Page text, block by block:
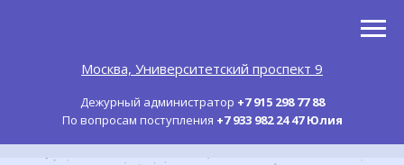
Дежурный администратор +7 915 298 77 88
По вопросам поступления +7 933 982 24 47 Юлия
Москва, Университетский проспект 9